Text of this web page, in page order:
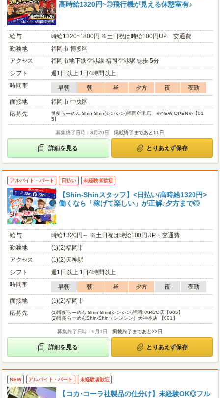
高時給1320円~◎飛行機が見える休憩室有♪
給与
時給1320~1800円 ※土日祝は時給100円UP + 交通費
勤務地
福岡市 博多区
アクセス
福岡市地下鉄空港線 福岡空港駅 徒歩 5分
シフト
週1日以上 1日4時間以上
時間帯
早朝 朝 昼 夕方 夜
夜勤
面接地
福岡市 中央区
応募先
博多らーめん Shin-Shin(シンシン)福岡空港店 ※NEW OPEN※【01
5】
募集終了日時：8月20日 掲載終了まであと11日
詳細を見る とりあえず保存
アルバイト・パート 日払い 未経験者歓迎
【Shin-Shinスタッフ】<日払い/高時給1320円>
働くなら「稼げて楽しい」が正解♪夕方まで◎
給与
時給1320円～ ※土日祝は時給100円UP + 交通費
勤務地
(1)(2)福岡市
アクセス
(1)(2)天神駅
シフト
週1日以上 1日4時間以上
時間帯
早朝 朝 昼 夕方 夜
夜勤
面接地
(1)(2)福岡市
応募先
(1)博多らーめん Shin-Shin(シンシン)福岡PARCO店【005】
(2)博多らーめんShin-Shin（シンシン）天神本店 【001】
募集終了日時：9月1日 掲載終了まであと23日
詳細を見る とりあえず保存
NEW アルバイト・パート 未経験者歓迎
【コカ･コーラ社製品の仕分け】未経験OK◎フル